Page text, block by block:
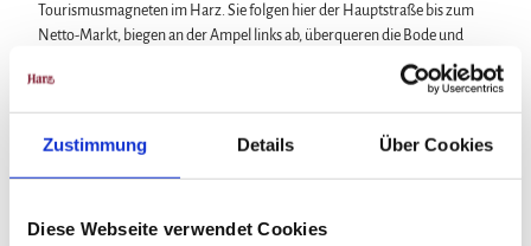
Zustimmung Details Über Cookies
Diese Webseite verwendet Cookies
Tourismusmagneten im Harz. Sie folgen hier der Hauptstraße bis zum
Netto-Markt, biegen an der Ampel links ab, überqueren die Bode und
fahren geradeaus auf dem Neuen Weg und Steinbrücke in die Altstadt
von Quedlinburg. Achtung, hier beginnt die Fußgängerzone; Zeit zum
Entschleunigen und Genießen während einer ausgiebigen Pause.
Uralte, wunderschön restaurierte Fachwerkhäuser, hübsche kleine
Manufakturen und ganz viel Geschichte begeistern jährlich die Gäste.
außergewöhnlichen Stadt und über den Marschlinger Hof wieder hinaus.